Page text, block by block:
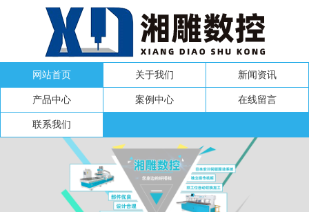
网站首页 关于我们 新闻资讯
产品中心 案例中心 在线留言
联系我们